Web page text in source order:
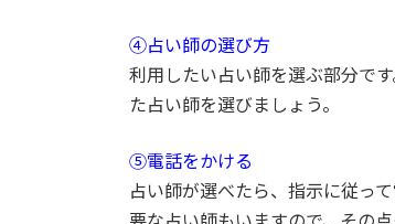
④占い師の選び方
利用したい占い師を選ぶ部分で
た占い師を選びましょう。
⑤電話をかける
占い師が選べたら、指示に従っ
要な占い師もいますので、その点